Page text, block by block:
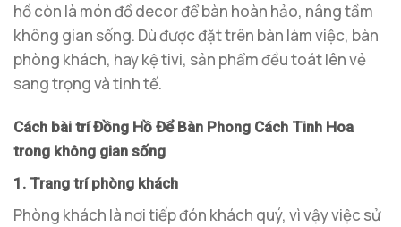
hồ còn là món đồ decor để bàn hoàn hảo, nâng tầm
không gian sống. Dù được đặt trên bàn làm việc, bàn
phòng khách, hay kệ tivi, sản phẩm đều toát lên vẻ
sang trọng và tinh tế.
Cách bài trí Đồng Hồ Để Bàn Phong Cách Tinh Hoa
trong không gian sống
1. Trang trí phòng khách
Phòng khách là nơi tiếp đón khách quý, vì vậy việc sử